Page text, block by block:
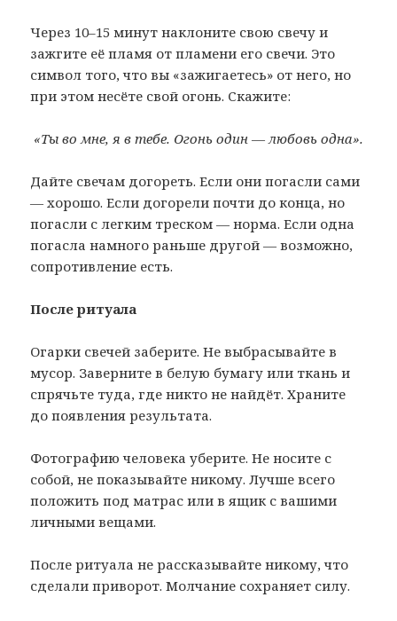
Через 10–15 минут наклоните свою свечу и
зажгите её пламя от пламени его свечи. Это
символ того, что вы «зажигаетесь» от него, но
при этом несёте свой огонь. Скажите:
«Ты во мне, я в тебе. Огонь один — любовь одна».
Дайте свечам догореть. Если они погасли сами
— хорошо. Если догорели почти до конца, но
погасли с легким треском — норма. Если одна
погасла намного раньше другой — возможно,
сопротивление есть.
После ритуала
Огарки свечей заберите. Не выбрасывайте в
мусор. Заверните в белую бумагу или ткань и
спрячьте туда, где никто не найдёт. Храните
до появления результата.
Фотографию человека уберите. Не носите с
собой, не показывайте никому. Лучше всего
положить под матрас или в ящик с вашими
личными вещами.
После ритуала не рассказывайте никому, что
сделали приворот. Молчание сохраняет силу.